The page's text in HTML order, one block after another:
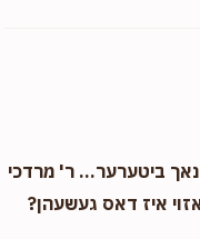
ביטערער... ר' מרדכי
איז דאס געשעהן?